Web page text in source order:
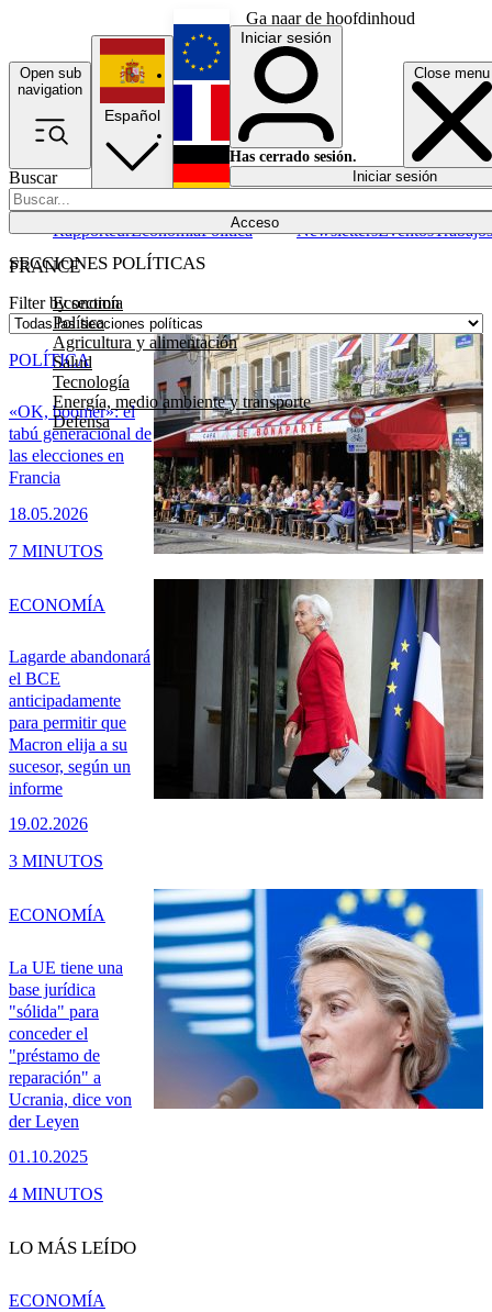
Ga naar de hoofdinhoud
Open sub
navigation
Close menu
Buscar
Acceso
SECCIONES POLÍTICAS
Economía
Política
Agricultura y alimentación
Salud
Tecnología
Energía, medio ambiente y transporte
Defensa
RapporteurEconomíaPolítica NewslettersEventosTrabajos
Español
English
Français
Iniciar sesión
Has cerrado sesión.
Iniciar sesión
FRANCE
Filter by section
«OK, boomer»: el
tabú generacional de
las elecciones en
Francia
18.05.2026
POLÍTICA
7 MINUTOS
Lagarde abandonará
el BCE
anticipadamente
para permitir que
Macron elija a su
sucesor, según un
informe
19.02.2026
ECONOMÍA
3 MINUTOS
La UE tiene una
base jurídica
"sólida" para
conceder el
"préstamo de
reparación" a
Ucrania, dice von
der Leyen
01.10.2025
ECONOMÍA
4 MINUTOS
LO MÁS LEÍDO
ECONOMÍA